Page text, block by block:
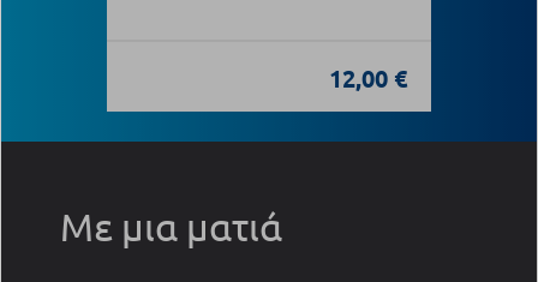
12,00 €
Με μια ματιά